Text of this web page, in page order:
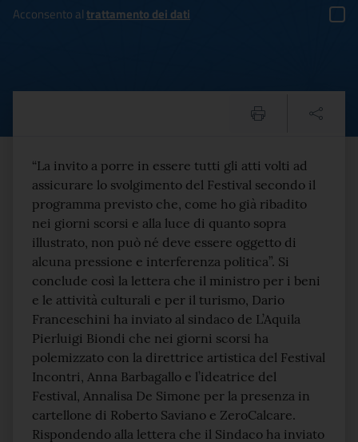
Acconsento altrattamento dei dati
FESTIVAL L’AQUILA,
Testo del comunicato
“La invito a porre in essere tutti gli atti volti ad
assicurare lo svolgimento del Festival secondo il
programma previsto che, come ho già ribadito
nei giorni scorsi e alla luce di quanto sopra
illustrato, non può né deve essere oggetto di
alcuna pressione e interferenza politica”. Si
conclude così la lettera che il ministro per i beni
e le attività culturali e per il turismo, Dario
Franceschini ha inviato al sindaco de L’Aquila
Pierluigi Biondi che nei giorni scorsi ha
polemizzato con la direttrice artistica del Festival
Incontri, Anna Barbagallo e l’ideatrice del
Festival, Annalisa De Simone per la presenza in
cartellone di Roberto Saviano e ZeroCalcare.
Rispondendo alla lettera che il Sindaco ha inviato